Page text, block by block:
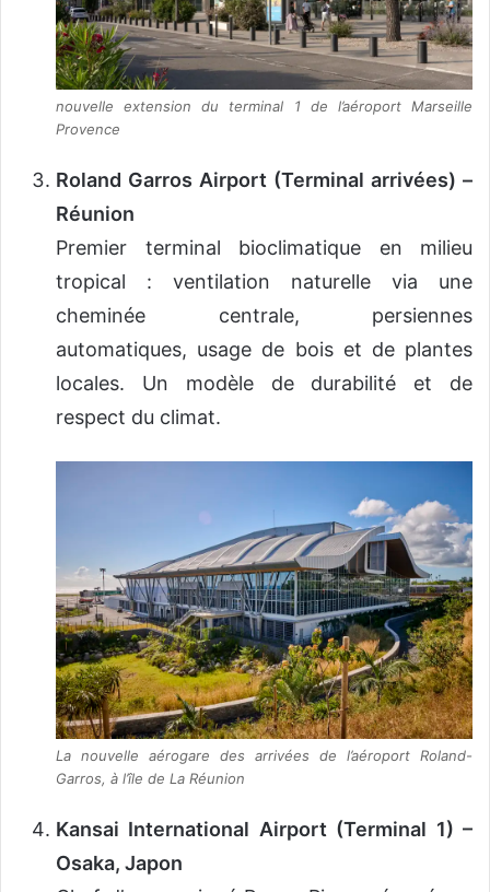
nouvelle extension du terminal 1 de l’aéroport Marseille
Provence
Roland Garros Airport (Terminal arrivées) –
Réunion
Premier terminal bioclimatique en milieu
tropical : ventilation naturelle via une
cheminée centrale, persiennes
automatiques, usage de bois et de plantes
locales. Un modèle de durabilité et de
respect du climat.
La nouvelle aérogare des arrivées de l’aéroport Roland-
Garros, à l’île de La Réunion
Kansai International Airport (Terminal 1) –
Osaka, Japon